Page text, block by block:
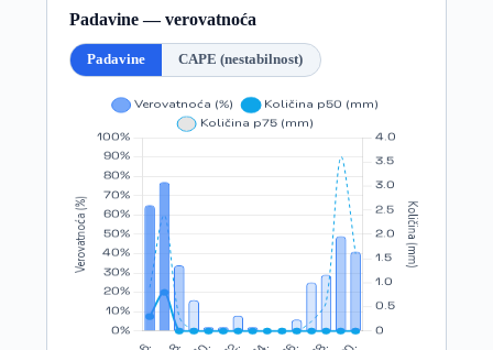
Padavine — verovatnoća
Padavine CAPE (nestabilnost)